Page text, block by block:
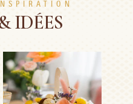
IDÉES